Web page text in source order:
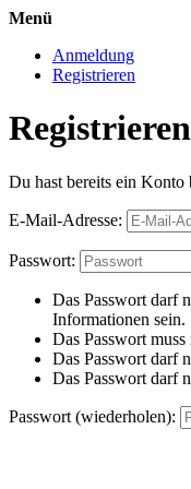
Menü
Anmeldung
Registrieren
Registrieren
Du hast bereits ein Konto
E-Mail-Adresse:
Passwort:
Das Passwort darf
Informationen sein.
Das Passwort
Das Passwort darf
Das Passwort darf
Passwort (wiederholen):